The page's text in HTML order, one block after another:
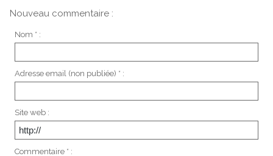
Nouveau commentaire :
Nom * :
Adresse email (non publiée) * :
Site web :
Commentaire * :